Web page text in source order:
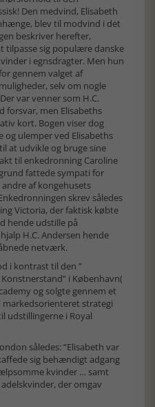
Den medvind, Elisabeth
blev til modvind i det
beskriver herefter,
tilpasse sig populære danske
i egnsdragter. Men hun
gennem valget af
selv om nogle
var venner som H.C.
forsvar, men Elisabeths
kort. Bogen viser dog
og ulemper ved Elisabeths
at udvikle og bruge sine
til enkedronning Caroline
fattede sympati for
af kongehusets
skrev således
Victoria, der faktisk købte
hende udstille på
H.C. Andersen hende
netværk.
i kontrast til den ”
i København(
og solgte gennem et
markedsorienteret strategi
udstillingerne i Royal
således: ”Elisabeth var
sig behændigt adgang
kvinder … samt
der omgav